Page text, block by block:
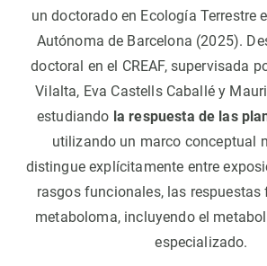
un doctorado en Ecología Terrestre
Autónoma de Barcelona (2025).
doctoral en el CREAF, supervisada
Vilalta, Eva Castells Caballé y
estudiando la respuesta de las
utilizando un marco conceptual
distingue explícitamente entre
rasgos funcionales, las
metaboloma, incluyendo el
especializado.